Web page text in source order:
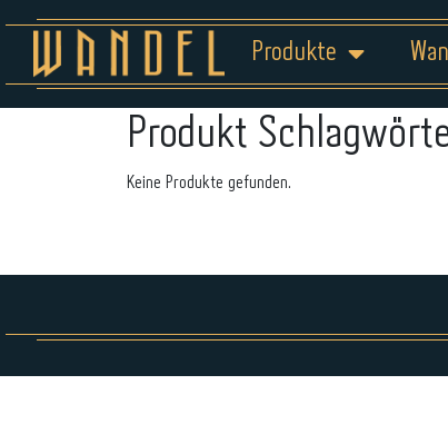
Produkte
Produkt
Keine Produkte gefunden.